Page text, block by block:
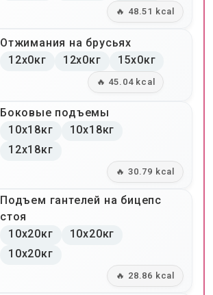
🔥 48.51 kcal
Отжимания на брусьях
12x0кг
12x0кг 15x0кг
🔥 45.04 kcal
Боковые подъемы
10x18кг
10x18кг
12x18кг
🔥 30.79 kcal
Подъем гантелей на бицепс
стоя
10x20кг
10x20кг
10x20кг
🔥 28.86 kcal